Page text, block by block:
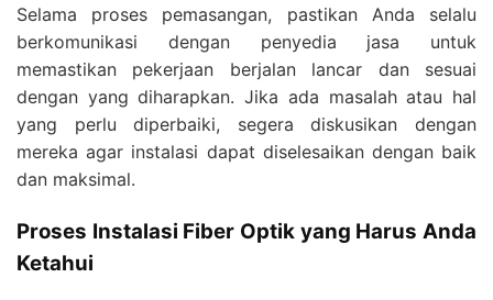
Selama proses pemasangan, pastikan Anda selalu
berkomunikasi dengan penyedia jasa untuk
memastikan pekerjaan berjalan lancar dan sesuai
dengan yang diharapkan. Jika ada masalah atau hal
yang perlu diperbaiki, segera diskusikan dengan
mereka agar instalasi dapat diselesaikan dengan baik
dan maksimal.
Proses Instalasi Fiber Optik yang Harus Anda
Ketahui